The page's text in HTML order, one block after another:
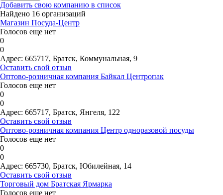
Добавить свою компанию в список
Найдено 16 организаций
Магазин Посуда-Центр
Голосов еще нет
0
0
Адрес: 665717, Братск, Коммунальная, 9
Оставить свой отзыв
Оптово-розничная компания Байкал Центропак
Голосов еще нет
0
0
Адрес: 665717, Братск, Янгеля, 122
Оставить свой отзыв
Оптово-розничная компания Центр одноразовой посуды
Голосов еще нет
0
0
Адрес: 665730, Братск, Юбилейная, 14
Оставить свой отзыв
Торговый дом Братская Ярмарка
Голосов еще нет